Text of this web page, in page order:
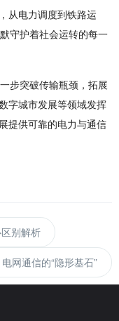
从电力调度到铁路运
守护着社会运转的每一
步突破传输瓶颈，拓展
字城市发展等领域发挥
提供可靠的电力与通信
别解析
网通信的“隐形基石”